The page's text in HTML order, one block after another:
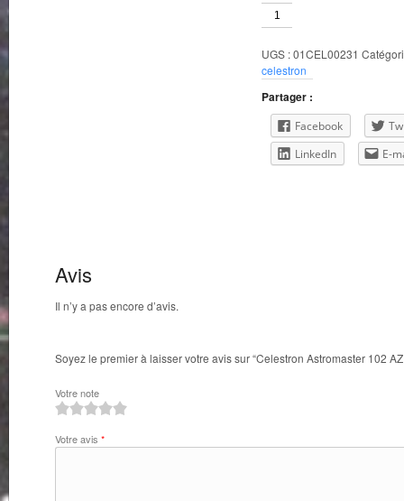
quantité
de
Astromaster
102
AZ
(22065)
UGS :01CEL00231
celestron
Partager :
Facebook
LinkedIn
E-
Avis
Il n’y a pas encore d’avis.
Soyez le premier à laisser votre avis sur “Celestron Astromaster 102
Votre note
Votre avis *